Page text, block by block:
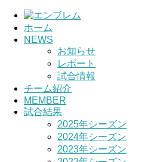
ホーム
NEWS
お知らせ
レポート
試合情報
チーム紹介
MEMBER
試合結果
2025年シーズン
2024年シーズン
2023年シーズン